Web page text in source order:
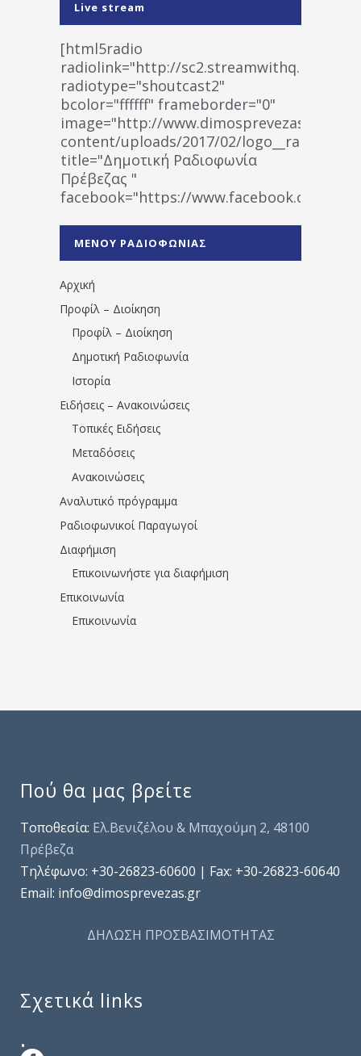
Live stream
[html5radio
radiolink="http://
radiotype="shoutcast2"
bcolor="ffffff" frameborder="0"
image="http://www.dimosprevezas.gr/wp-
content/uploads/2017/02/
title="Δημοτική Ραδιοφωνία
Πρέβεζας "
facebook="https://www.facebook.com/
1531194763766854/" artist="" ]
ΜΕΝΟΥ ΡΑΔΙΟΦΩΝΙΑΣ
Αρχική
Προφίλ – Διοίκηση
Προφίλ – Διοίκηση
Δημοτική Ραδιοφωνία
Ιστορία
Ειδήσεις – Ανακοινώσεις
Τοπικές Ειδήσεις
Μεταδόσεις
Ανακοινώσεις
Αναλυτικό πρόγραμμα
Ραδιοφωνικοί Παραγωγοί
Διαφήμιση
Επικοινωνήστε για διαφήμιση
Επικοινωνία
Επικοινωνία
Πού θα μας βρείτε
Τοποθεσία: Ελ.Βενιζέλου & Μπαχούμη 2, 48100
Πρέβεζα
Τηλέφωνo: +30-26823-60600 | Fax: +30-26823-60640
Email: info@dimosprevezas.gr
ΔΗΛΩΣΗ ΠΡΟΣΒΑΣΙΜΟΤΗΤΑΣ
Σχετικά links
.